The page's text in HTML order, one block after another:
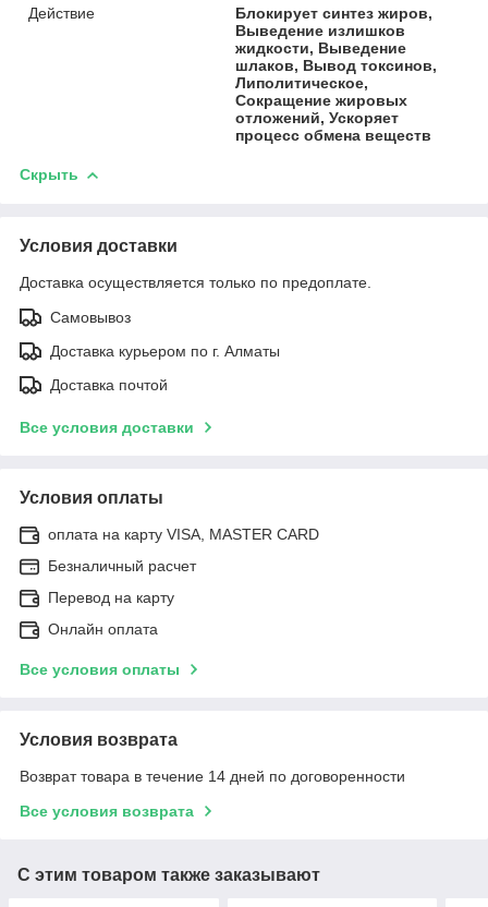
Действие
Блокирует синтез жиров,
Выведение излишков
жидкости, Выведение
шлаков, Вывод токсинов,
Липолитическое,
Сокращение жировых
отложений, Ускоряет
процесс обмена веществ
Скрыть
Условия доставки
Доставка осуществляется только по предоплате.
Самовывоз
Доставка курьером по г. Алматы
Доставка почтой
Все условия доставки
Условия оплаты
оплата на карту VISA, MASTER CARD
Безналичный расчет
Перевод на карту
Онлайн оплата
Все условия оплаты
Условия возврата
Возврат товара в течение 14 дней по договоренности
Все условия возврата
С этим товаром также заказывают